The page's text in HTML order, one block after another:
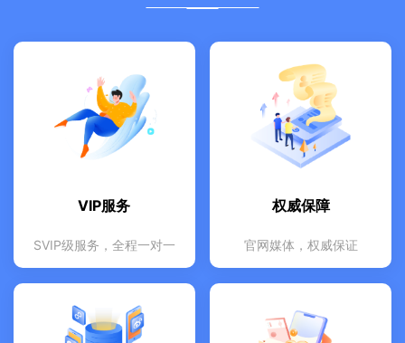
VIP服务
SVIP级服务，全程一对一
VIP服务
权威保障
官网媒体，权威保证
权威保障